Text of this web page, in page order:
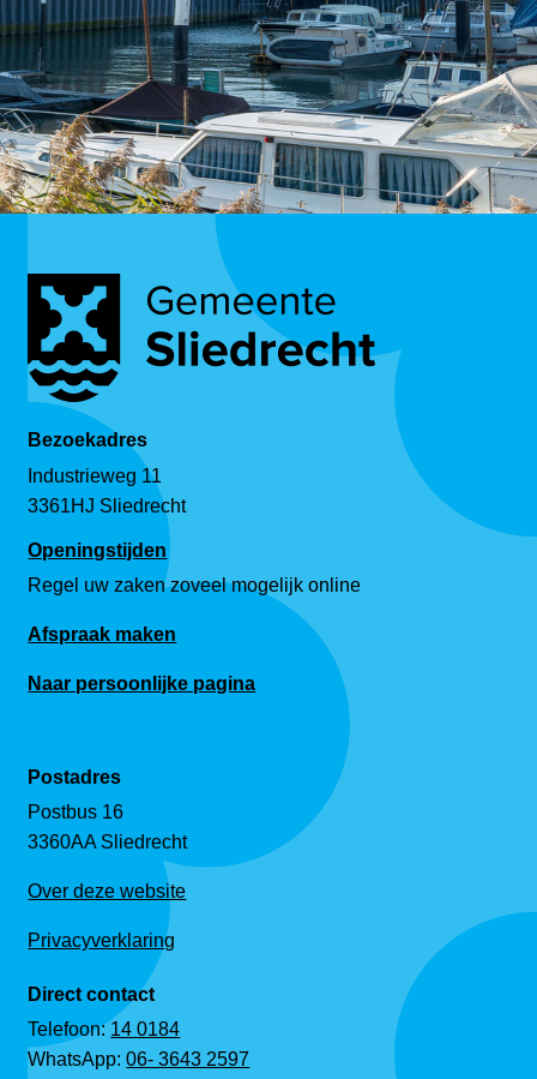
Bezoekadres
Industrieweg 11
3361HJ Sliedrecht
Openingstijden
Regel uw zaken zoveel mogelijk online
Afspraak maken
Naar persoonlijke pagina
Postadres
Postbus 16
3360AA Sliedrecht
Over deze website
Privacyverklaring
Direct contact
Telefoon:14 0184
WhatsApp:06- 3643 2597